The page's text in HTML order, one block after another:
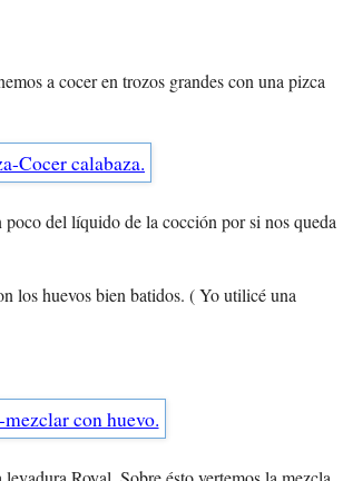
a cocer en trozos grandes con una pizca
del líquido de la cocción por si nos queda
los huevos bien batidos. ( Yo utilicé una